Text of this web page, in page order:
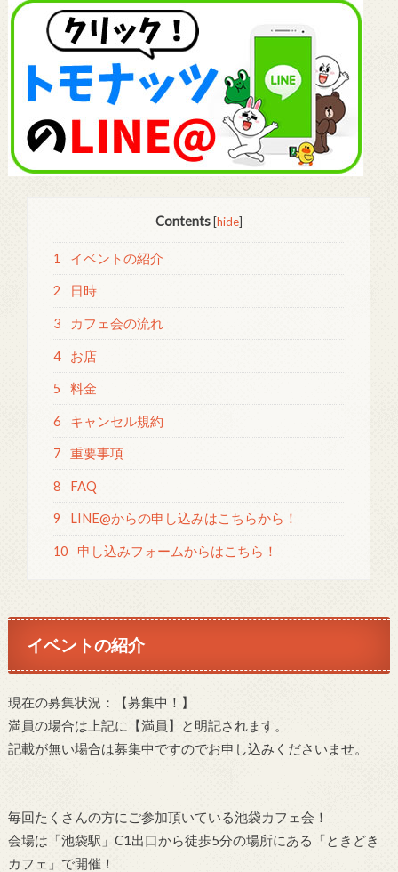
Contents [hide]
1 イベントの紹介
2 日時
3 カフェ会の流れ
4 お店
5 料金
6 キャンセル規約
7 重要事項
8 FAQ
9 LINE@からの申し込みはこちらから！
10 申し込みフォームからはこちら！
イベントの紹介
現在の募集状況：【募集中！】
満員の場合は上記に【満員】と明記されます。
記載が無い場合は募集中ですのでお申し込みくださいませ。
毎回たくさんの方にご参加頂いている池袋カフェ会！
会場は「池袋駅」C1出口から徒歩5分の場所にある「ときどき
カフェ」で開催！